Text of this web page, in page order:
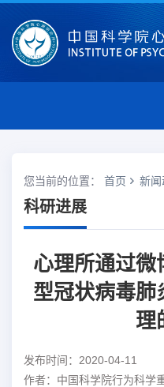
您当前的位置： 首页 新闻
科研进展
心理所通过微
型冠状病毒肺
理
发布时间：2020-04-11
作者：中国科学院行为科学